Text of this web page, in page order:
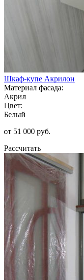
Шкаф-купе Акрилон
Материал фасада:
Акрил
Цвет:
Белый
от 51 000 руб.
Рассчитать